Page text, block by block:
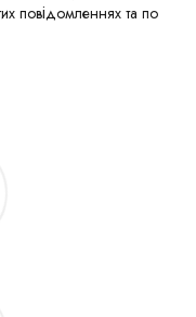
повідомленнях та по